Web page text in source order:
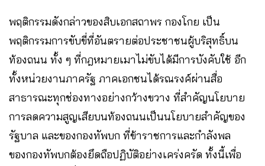
พฤติกรรมดังกล่าวของสิบเอกสถาพร กองโกย เป็น
พฤติกรรมการขับขี่ที่อันตรายต่อประชาชนผู้บริสุทธิ์บน
ท้องถนน ทั้ง ๆ ที่กฎหมายเมาไม่ขับได้มีการบังคับใช้ อีก
ทั้งหน่วยงานภาครัฐ ภาคเอกชนได้รณรงค์ผ่านสื่อ
สาธารณะทุกช่องทางอย่างกว้างขวาง ที่สำคัญนโยบาย
การลดความสูญเสียบนท้องถนนเป็นนโยบายสำคัญของ
รัฐบาล และของกองทัพบก ที่ข้าราชการและกำลังพล
ของกองทัพบกต้องยึดถือปฏิบัติอย่างเคร่งครัด ทั้งนี้เพื่อ